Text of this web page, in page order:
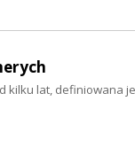
kilku lat, definiowana